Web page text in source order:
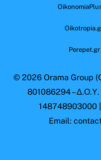
Perepet.gr
© 2026 Orama Group
801086294 –
148748903000 |
Email: